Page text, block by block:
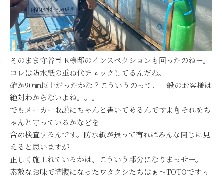
そのまま守谷市 K様邸のインスペクションも回ったのねー。
コレは防水紙の重ね代チェックしてるんだわ。
確か90㎜以上だったかな？こういうのって、一般のお客様は
絶対わからないよね。。。
でもメーカー取説にちゃんと書いてあるんですよ☝それをち
ゃんと守っているかなどを
含め検査するんです。防水紙が張って有ればみんな同じに見
えると思いますが
正しく施工れているかは、こういう部分になりまっせー。
素敵なお味で満腹になったワタクシたちはぁ～TOTOですぅ